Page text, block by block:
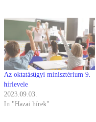
Az oktatásügyi minisztérium 9.
hírlevele
2023.09.03.
In "Hazai hírek"